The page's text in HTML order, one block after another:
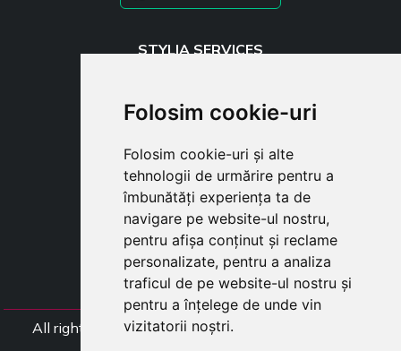
Folosim cookie-uri
Folosim cookie-uri și alte
tehnologii de urmărire pentru a
îmbunătăți experiența ta de
navigare pe website-ul nostru,
pentru afișa conținut și reclame
personalizate, pentru a analiza
traficul de pe website-ul nostru și
pentru a înțelege de unde vin
vizitatorii noștri.
STYLIA SERVICES
TAYLOR MADE ORDERS
DROPSHIPPING
USER
SUBSCRIBE
AUTENTIFICARE
CART
All rights Styliafoe s.r.l. © 2025 - Numar TVA (Codul